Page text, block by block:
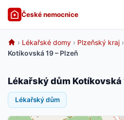
České nemocnice
› Lékařské domy › Plzeňský kraj ›
Kotíkovská 19 – Plzeň
Lékařský dům Kotíkovská
Lékařský dům